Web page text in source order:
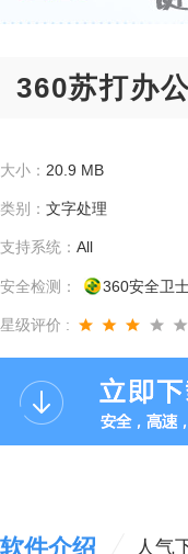
360苏打办
大小： 20.9 MB
类别： 文字处理
支持系统： All
安全检测： 360安全卫
星级评价 :
软件介绍 人气